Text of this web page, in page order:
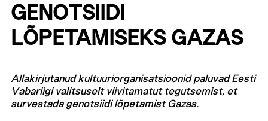
GENOTSIIDI
LÕPETAMISEKS GAZAS
Allakirjutanud kultuuriorganisatsioonid paluvad Eesti
Vabariigi valitsuselt viivitamatut tegutsemist, et
survestada genotsiidi lõpetamist Gazas.